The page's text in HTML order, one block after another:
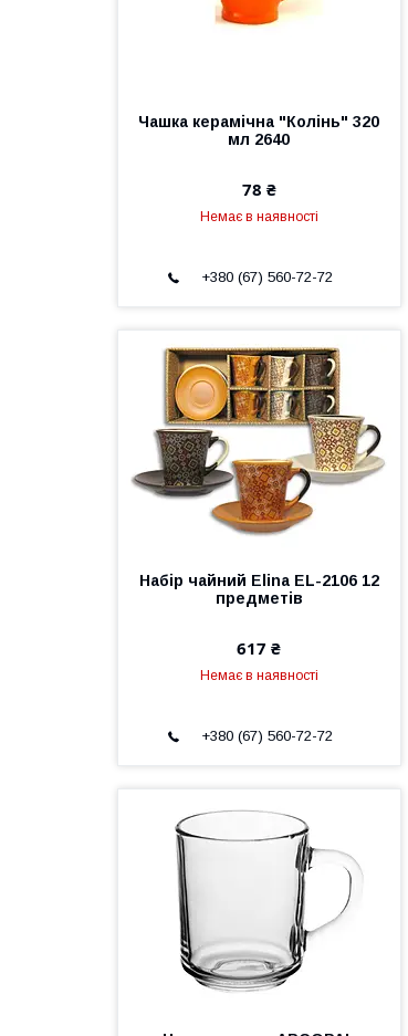
Чашка керамічна "Колінь" 320
мл 2640
78 ₴
Немає в наявності
+380 (67) 560-72-72
Набір чайний Elina EL-2106 12
предметів
617 ₴
Немає в наявності
+380 (67) 560-72-72